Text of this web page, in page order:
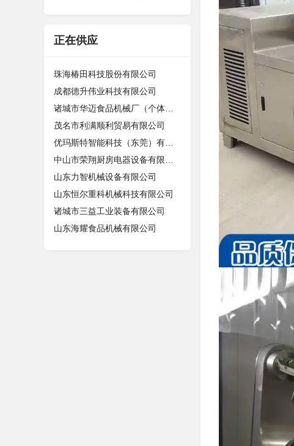
正在供应
珠海椿田科技股份有限公司
成都德升伟业科技有限公司
茂名市利满顺利贸易有限公司
山东力智机械设备有限公司
山东恒尔重科机械科技有限公司
诸城市三益工业装备有限公司
山东海耀食品机械有限公司